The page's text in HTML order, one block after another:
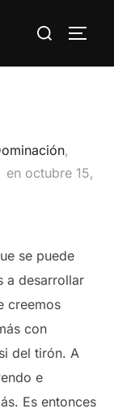
Buscar:
,
en Publicado
octubre 15,
se puede
a desarrollar
creemos
con
del tirón. A
e
Es entonces